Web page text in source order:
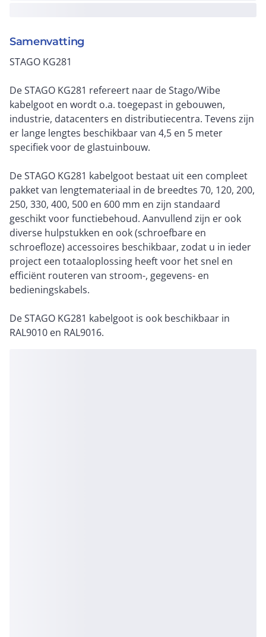
Samenvatting
STAGO KG281
De STAGO KG281 refereert naar de Stago/Wibe
kabelgoot en wordt o.a. toegepast in gebouwen,
industrie, datacenters en distributiecentra. Tevens zijn
er lange lengtes beschikbaar van 4,5 en 5 meter
specifiek voor de glastuinbouw.
De STAGO KG281 kabelgoot bestaat uit een compleet
pakket van lengtemateriaal in de breedtes 70, 120, 200,
250, 330, 400, 500 en 600 mm en zijn standaard
geschikt voor functiebehoud. Aanvullend zijn er ook
diverse hulpstukken en ook (schroefbare en
schroefloze) accessoires beschikbaar, zodat u in ieder
project een totaaloplossing heeft voor het snel en
efficiënt routeren van stroom-, gegevens- en
bedieningskabels.
De STAGO KG281 kabelgoot is ook beschikbaar in
RAL9010 en RAL9016.